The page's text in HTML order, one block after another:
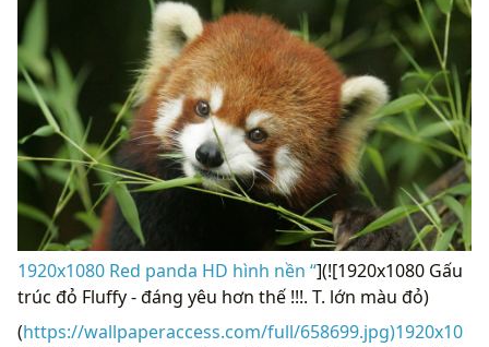
1920x1080 Red panda HD hình nền “](![1920x1080 Gấu
trúc đỏ Fluffy - đáng yêu hơn thế !!!. T. lớn màu đỏ)
(https://wallpaperaccess.com/full/658699.jpg)1920x10